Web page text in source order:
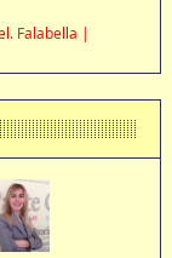
Falabella |